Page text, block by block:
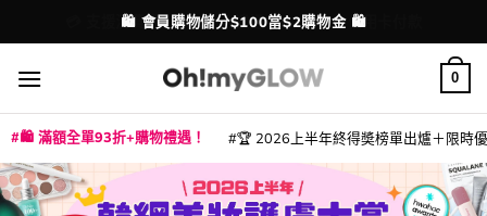
to
content
配送港澳
💳 支援消費券、FPS、八達通、PAYME、信用卡付款
0
🛍️ 滿額全單93折+購物禮遇！ 🏆 2026上半年終得奬榜單出爐＋限時